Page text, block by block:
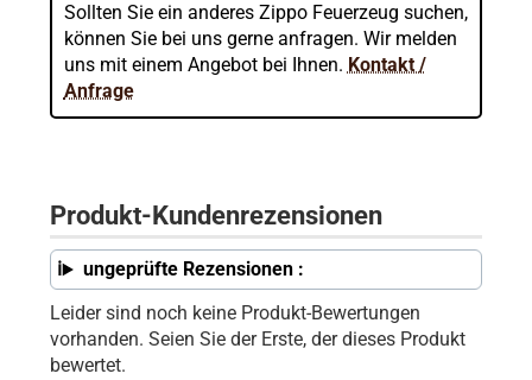
Sollten Sie ein anderes Zippo Feuerzeug suchen,
können Sie bei uns gerne anfragen. Wir melden
uns mit einem Angebot bei Ihnen. Kontakt /
Anfrage
Produkt-Kundenrezensionen
ungeprüfte Rezensionen :
Leider sind noch keine Produkt-Bewertungen
vorhanden. Seien Sie der Erste, der dieses Produkt
bewertet.